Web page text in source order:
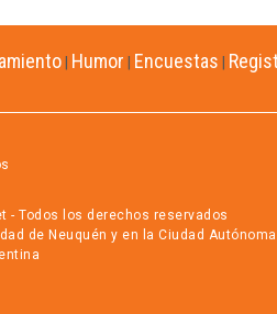
Humor Encuestas
- Todos los derechos reservados
de Neuquén y en la Ciudad Autónoma